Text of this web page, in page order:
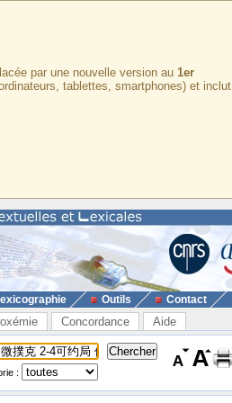
par une nouvelle version au 1er
tablettes, smartphones) et inclut
Outils Contact
Concordance Aide
: